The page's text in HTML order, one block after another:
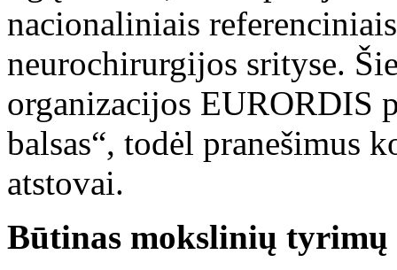
nacionaliniais
neurochirurgijos srityse.
organizacijos EURORDIS
balsas“, todėl pranešimus
atstovai.
Būtinas mokslinių tyrimų